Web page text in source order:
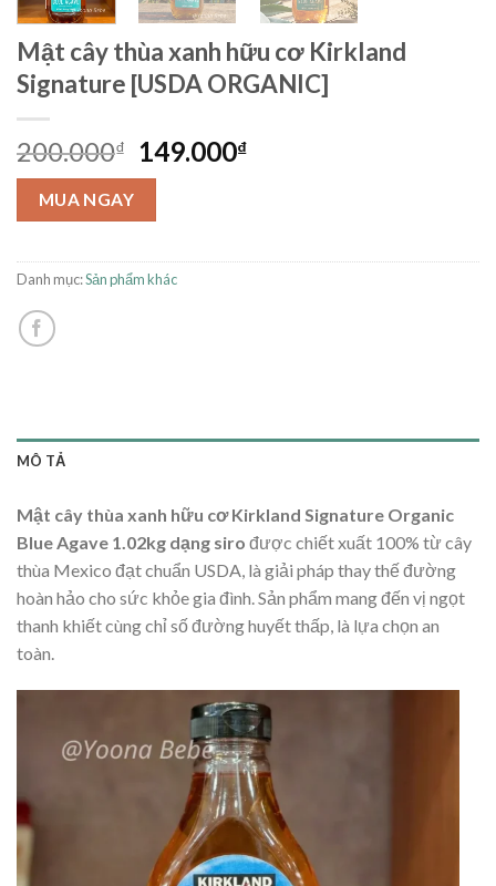
Mật cây thùa xanh hữu cơ Kirkland
Signature [USDA ORGANIC]
200.000₫
Giá
gốc
200.000₫.
149.000₫Giá
149.000₫.
MUA NGAY
Danh mục:Sản phẩm khác
MÔ TẢ
Mật cây thùa xanh hữu cơ Kirkland Signature Organic
Blue Agave 1.02kg dạng siro được chiết xuất 100% từ cây
thùa Mexico đạt chuẩn USDA, là giải pháp thay thế đường
hoàn hảo cho sức khỏe gia đình. Sản phẩm mang đến vị ngọt
thanh khiết cùng chỉ số đường huyết thấp, là lựa chọn an
toàn.